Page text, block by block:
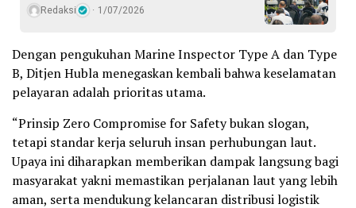
Redaksi 1/07/2026
Dengan pengukuhan Marine Inspector Type A dan Type
B, Ditjen Hubla menegaskan kembali bahwa keselamatan
pelayaran adalah prioritas utama.
“Prinsip Zero Compromise for Safety bukan slogan,
tetapi standar kerja seluruh insan perhubungan laut.
Upaya ini diharapkan memberikan dampak langsung bagi
masyarakat yakni memastikan perjalanan laut yang lebih
aman, serta mendukung kelancaran distribusi logistik